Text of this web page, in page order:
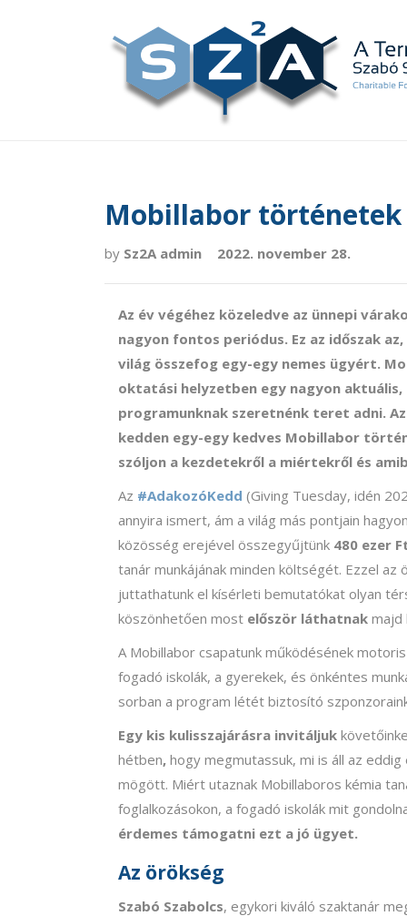
Mobillabor történetek
by Sz2A admin 2022. november 28.
Az év végéhez közeledve az ünnepi
nagyon fontos periódus. Ez az időszak
világ összefog egy-egy nemes ügyért.
oktatási helyzetben egy nagyon
programunknak szeretnénk teret adni.
kedden egy-egy kedves Mobillabor
szóljon a kezdetekről a miértekről és
Az #AdakozóKedd (Giving Tuesday, idén
annyira ismert, ám a világ más pontjain
közösség erejével összegyűjtünk 480 ezer
tanár munkájának minden költségét. Ezzel
juttathatunk el kísérleti bemutatókat olyan
köszönhetően most először láthatnak
A Mobillabor csapatunk működésének
fogadó iskolák, a gyerekek, és önkéntes
sorban a program létét biztosító
Egy kis kulisszajárásra invitáljuk
hétben, hogy megmutassuk, mi is áll az
mögött. Miért utaznak Mobillaboros kémia
foglalkozásokon, a fogadó iskolák mit
érdemes támogatni ezt a jó ügyet.
Az örökség
Szabó Szabolcs, egykori kiváló szaktanár